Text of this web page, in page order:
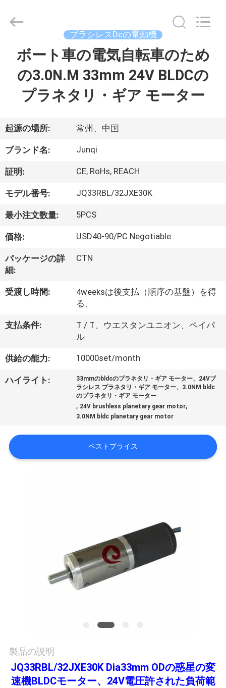
品
わ
た
し
ち
に
つ
て
工
場
ー
さ
い
2021
International
ブラシレスDcの電動機
ボート車の電気自転車のため
の3.0N.M 33mm 24V BLDCの
プラネタリ・ギア モーター
起源の場所: 常州、中国
ブランド名: Junqi
証明: CE, RoHs, REACH
モデル番号: JQ33RBL/32JXE30K
最小注文数量: 5PCS
価格: USD40-90/PC Negotiable
パッケージの詳
細:
CTN
受渡し時間:
4weeksは後支払（順序の基盤）を得
る、
支払条件:
T / T、ウエスタンユニオン、ペイパ
ル
供給の能力: 10000set/month
ハイライト:
33mmのbldcのプラネタリ・ギア モーター、24Vブ
ラシレス プラネタリ・ギア モーター、3.0NM bldc
のプラネタリ・ギア モーター
, 24V brushless planetary gear motor,
3.0NM bldc planetary gear motor
ベストプライス
製品の説明
JQ33RBL/32JXE30K Dia33mm ODの惑星の変
速機BLDCモーター、24V電圧許された負荷範